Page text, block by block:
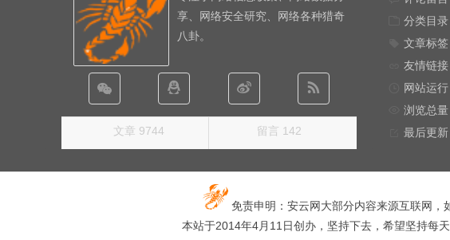
享、网络安全研究、网络各种猎奇
八卦。
文章 9744 留言 142
分类目录
文章标签
友情链接
网站运行
浏览总量
最后更新
免责申明：安云网大部分内容来源互联网，
本站于2014年4月11日创办，坚持下去，希望坚持每